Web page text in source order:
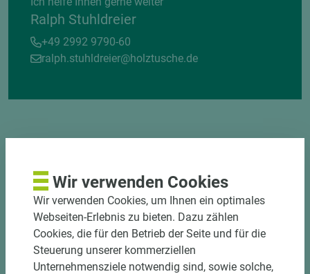
Ralph Stuhldreier
+49 2992 9790-60
ralph.stuhldreier@holztusche.de
Wir verwenden Cookies
Wir verwenden Cookies, um Ihnen ein optimales
Webseiten-Erlebnis zu bieten. Dazu zählen
Cookies, die für den Betrieb der Seite und für die
Steuerung unserer kommerziellen
Unternehmensziele notwendig sind, sowie solche,